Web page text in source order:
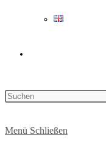
Suche
Menü Schließen